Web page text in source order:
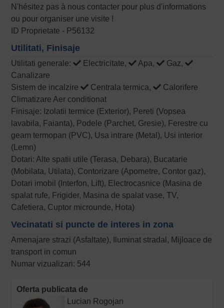
N'hésitez pas à nous contacter pour plus d'informations
ou pour organiser une visite !
ID Proprietate - P56132
Utilitati, Finisaje
Utilitati generale: Electricitate, Apa,
Gaz,
Canalizare
Sistem de incalzire
Centrala termica,
Calorifere
Climatizare Aer conditionat
Finisaje: Izolatii termice (Exterior), Pereti (Vopsea
lavabila, Faianta), Podele (Parchet, Gresie), Ferestre cu
geam termopan (PVC), Usa intrare (Metal), Usi interior
(Lemn)
Dotari: Alte spatii utile (Terasa, Debara), Bucatarie
(Mobilata, Utilata), Contorizare (Apometre, Contor gaz),
Dotari imobil (Interfon, Lift), Electrocasnice (Masina de
spalat rufe, Frigider, Masina de spalat vase, TV,
Cafetiera, Cuptor microunde, Hota)
Vecinatati si puncte de interes in zona
Amenajare strazi (Asfaltate), Iluminat stradal, Mijloace de
transport in comun
Numar vizualizari: 544
Oferta publicata de
Lucian Rogojan